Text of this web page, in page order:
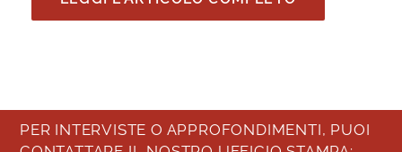
PER INTERVISTE O APPROFONDIMENTI, PUOI